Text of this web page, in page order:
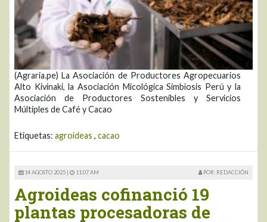
(Agraria.pe) La Asociación de Productores Agropecuarios
Alto Kivinaki, la Asociación Micológica Simbiosis Perú y la
Asociación de Productores Sostenibles y Servicios
Múltiples de Café y Cacao
Etiquetas: agroideas , cacao
14 AGOSTO 2025 | 11:07 AM POR: REDACCIÓN
Agroideas cofinanció 19
plantas procesadoras de